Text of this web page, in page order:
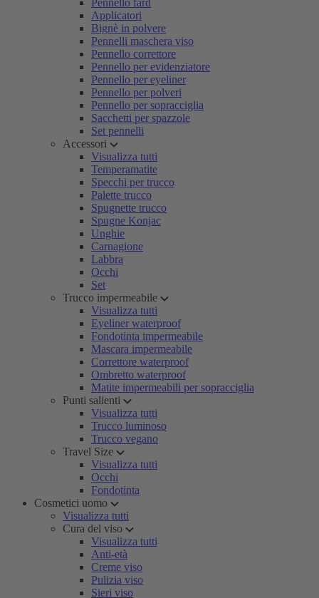
Pennello fard
Applicatori
Bignè in polvere
Pennelli maschera viso
Pennello correttore
Pennello per evidenziatore
Pennello per eyeliner
Pennello per polveri
Pennello per sopracciglia
Sacchetti per spazzole
Set pennelli
Accessori
Visualizza tutti
Temperamatite
Specchi per trucco
Palette trucco
Spugnette trucco
Spugne Konjac
Unghie
Carnagione
Labbra
Occhi
Set
Trucco impermeabile
Visualizza tutti
Eyeliner waterproof
Fondotinta impermeabile
Mascara impermeabile
Correttore waterproof
Ombretto waterproof
Matite impermeabili per sopracciglia
Punti salienti
Visualizza tutti
Trucco luminoso
Trucco vegano
Travel Size
Visualizza tutti
Occhi
Fondotinta
Cosmetici uomo
Visualizza tutti
Cura del viso
Visualizza tutti
Anti-età
Creme viso
Pulizia viso
Sieri viso